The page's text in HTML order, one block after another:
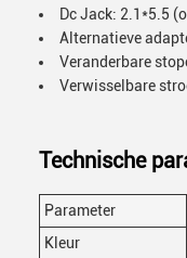
Dc Jack: 2.1*5.5
Alternatieve
Veranderbare
Verwisselbare
Technische
Parameter
Kleur